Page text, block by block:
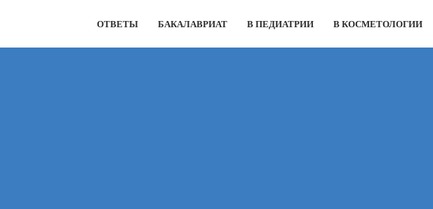
ОТВЕТЫ БАКАЛАВРИАТ В ПЕДИАТРИИ В КОСМЕТОЛОГИИ